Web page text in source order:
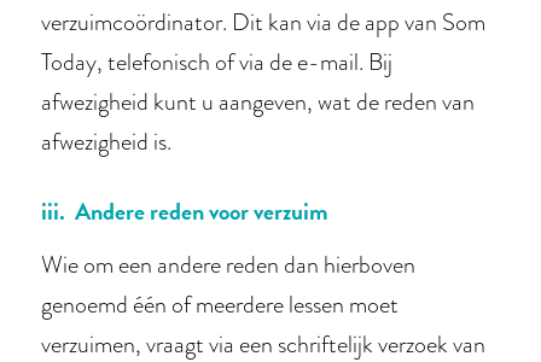
verzuimcoördinator. Dit kan via de app van Som
Today, telefonisch of via de e-mail. Bij
afwezigheid kunt u aangeven, wat de reden van
afwezigheid is.
iii. Andere reden voor verzuim
Wie om een andere reden dan hierboven
genoemd één of meerdere lessen moet
verzuimen, vraagt via een schriftelijk verzoek van